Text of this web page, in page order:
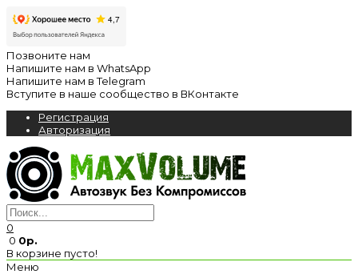
Позвоните нам
Напишите нам в WhatsApp
Напишите нам в Telegram
Вступите в наше сообщество в ВКонтакте
Регистрация
Авторизация
0
0 0р.
В корзине пусто!
Меню